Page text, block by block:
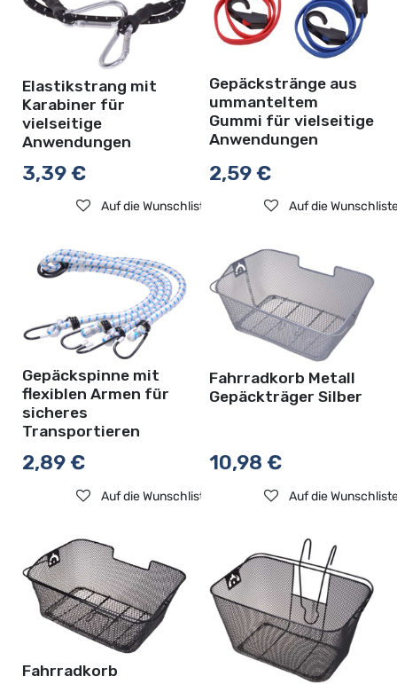
Elastikstrang mit
Karabiner für
vielseitige
Anwendungen
3,39€
Auf die Wunschliste
Gepäckstränge aus
ummanteltem
Gummi für vielseitige
Anwendungen
2,59€
Auf die
Gepäckspinne mit
flexiblen Armen für
sicheres
Transportieren
2,89€
Auf die Wunschliste
Fahrradkorb Metall
Gepäckträger Silber
10,98 €
Auf die
Fahrradkorb